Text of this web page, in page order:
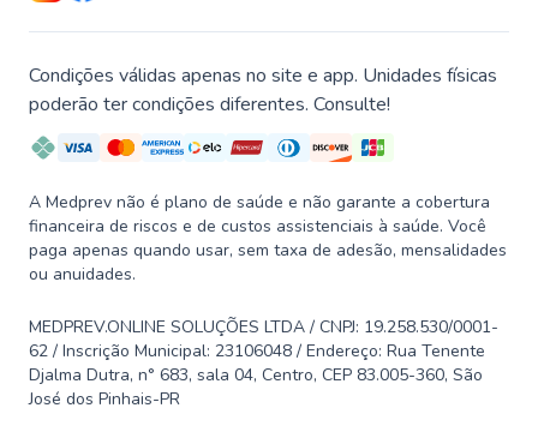
Condições válidas apenas no site e app. Unidades físicas
poderão ter condições diferentes. Consulte!
A Medprev não é plano de saúde e não garante a cobertura
financeira de riscos e de custos assistenciais à saúde. Você
paga apenas quando usar, sem taxa de adesão, mensalidades
ou anuidades.
MEDPREV.ONLINE SOLUÇÕES LTDA / CNPJ: 19.258.530/0001-
62 / Inscrição Municipal: 23106048 / Endereço: Rua Tenente
Djalma Dutra, n° 683, sala 04, Centro, CEP 83.005-360, São
José dos Pinhais-PR